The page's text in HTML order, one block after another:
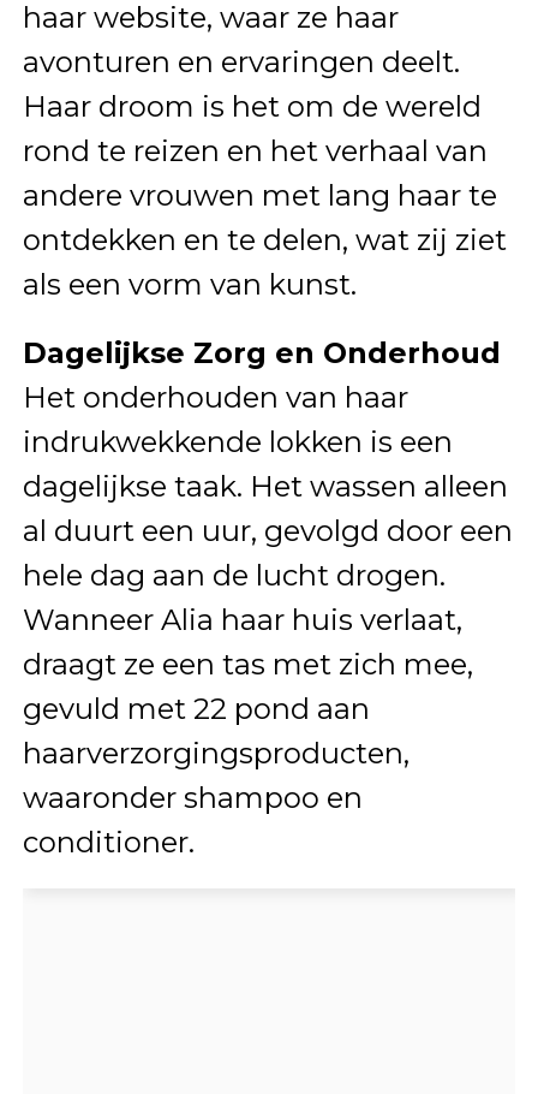
haar website, waar ze haar
avonturen en ervaringen deelt.
Haar droom is het om de wereld
rond te reizen en het verhaal van
andere vrouwen met lang haar te
ontdekken en te delen, wat zij ziet
als een vorm van kunst.
Dagelijkse Zorg en Onderhoud
Het onderhouden van haar
indrukwekkende lokken is een
dagelijkse taak. Het wassen alleen
al duurt een uur, gevolgd door een
hele dag aan de lucht drogen.
Wanneer Alia haar huis verlaat,
draagt ze een tas met zich mee,
gevuld met 22 pond aan
haarverzorgingsproducten,
waaronder shampoo en
conditioner.